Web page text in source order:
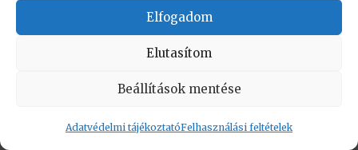
Elfogadom
Elutasítom
Beállítások mentése
Adatvédelmi tájékoztatóFelhasználási feltételek
Copyright © Informatikatörténeti Fórum 2017